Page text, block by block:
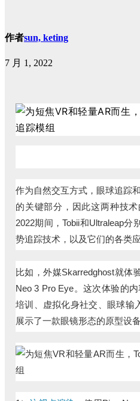
作者sun, keting
7 月 1, 2022
作为自然交互方式，眼球追踪
的关键部分，因此这两种技
2022期间，Tobii和Ultraleap
势追踪技术，以及它们的各类应
比如，外媒Skarredghost就体
Neo 3 Pro Eye。这次体验的
培训、虚拟化身社交、眼球输
展示了一款眼镜形态的原型设备